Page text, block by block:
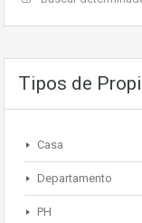
Tipos de
Casa
Departamento
PH